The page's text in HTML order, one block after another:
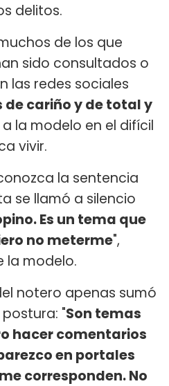
delitos.
de los que
sido consultados o
las redes sociales
de cariño y de total y
a la modelo en el difícil
vivir.
la sentencia
se llamó a silencio
Es un tema que
no meterme",
la modelo.
notero apenas sumó
"Son temas
hacer comentarios
en portales
corresponden. No